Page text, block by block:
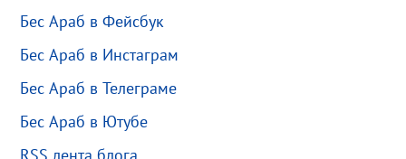
Бес Араб в Фейсбук
Бес Араб в Инстаграм
Бес Араб в Телеграме
Бес Араб в Ютубе
RSS лента блога